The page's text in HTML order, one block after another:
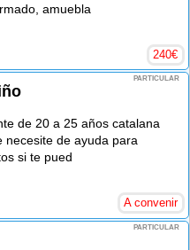
amuebla
240€
PARTICULAR
de 20 a 25 años catalana
necesite de ayuda para
si te pued
A convenir
PARTICULAR